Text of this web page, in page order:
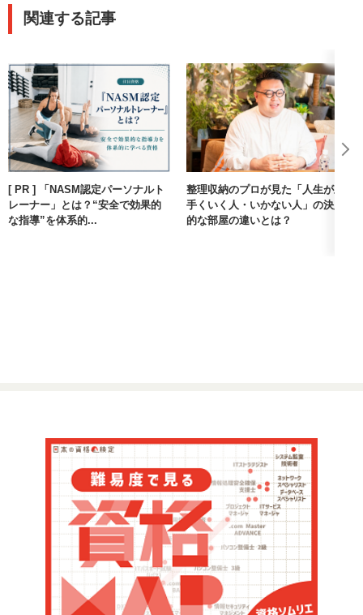
関連する記事
[ PR ] 「NASM認定パーソナルト
レーナー」とは？“安全で効果的
な指導”を体系的...
整理収納のプロが見た「人生が上
手くいく人・いかない人」の決定
的な部屋の違いとは？